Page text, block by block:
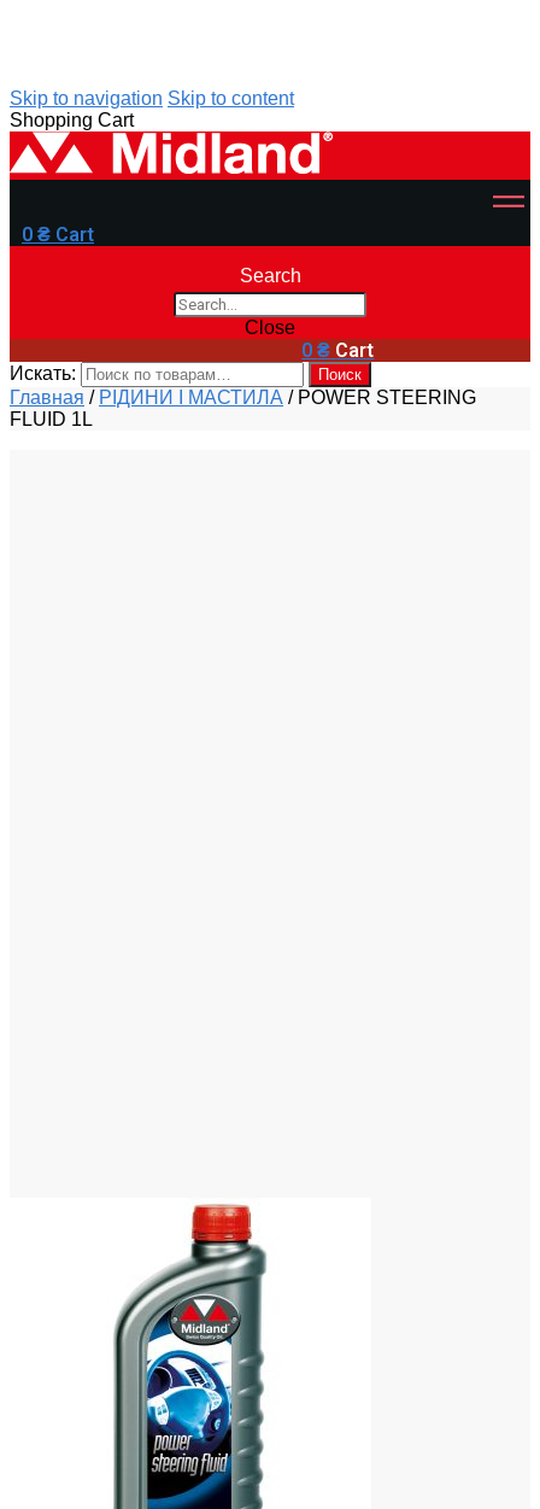
Skip to navigation Skip to content
Shopping Cart
0 ₴ Cart
Search
Close
0₴ Cart
Искать: Поиск
Главная / РІДИНИ І МАСТИЛА / POWER STEERING
FLUID 1L